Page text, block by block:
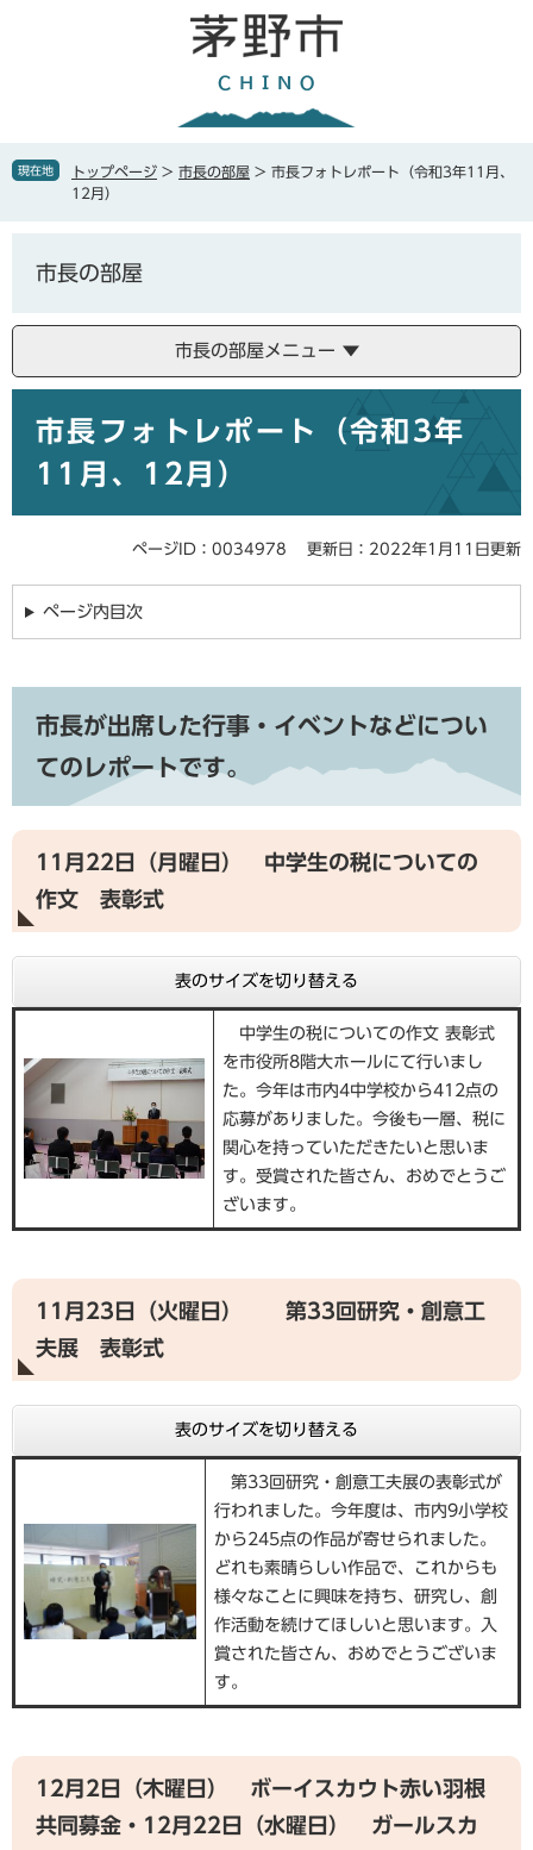
で
ば現在地 トップページ > 市長の部屋 > 市長フォトレポート（令和3年11月、
12月）
市長の部屋
市長の部屋メニュー
市長フォトレポート（令和3年
11月、12月）
ページID：0034978 更新日：2022年1月11日更新
ページ内目次
市長が出席した行事・イベントなどについ
てのレポートです。
11月22日（月曜日） 中学生の税についての
作文 表彰式
表のサイズを切り替える
中学生の税についての作文 表彰式
を市役所8階大ホールにて行いまし
た。今年は市内4中学校から412点の
応募がありました。今後も一層、税に
関心を持っていただきたいと思いま
す。受賞された皆さん、おめでとうご
ざいます。
11月23日（火曜日） 第33回研究・創意工
夫展 表彰式
表のサイズを切り替える
第33回研究・創意工夫展の表彰式が
行われました。今年度は、市内9小学校
から245点の作品が寄せられました。
どれも素晴らしい作品で、これからも
様々なことに興味を持ち、研究し、創
作活動を続けてほしいと思います。入
賞された皆さん、おめでとうございま
す。
12月2日（木曜日） ボーイスカウト赤い羽根
共同募金・12月22日（水曜日） ガールスカ